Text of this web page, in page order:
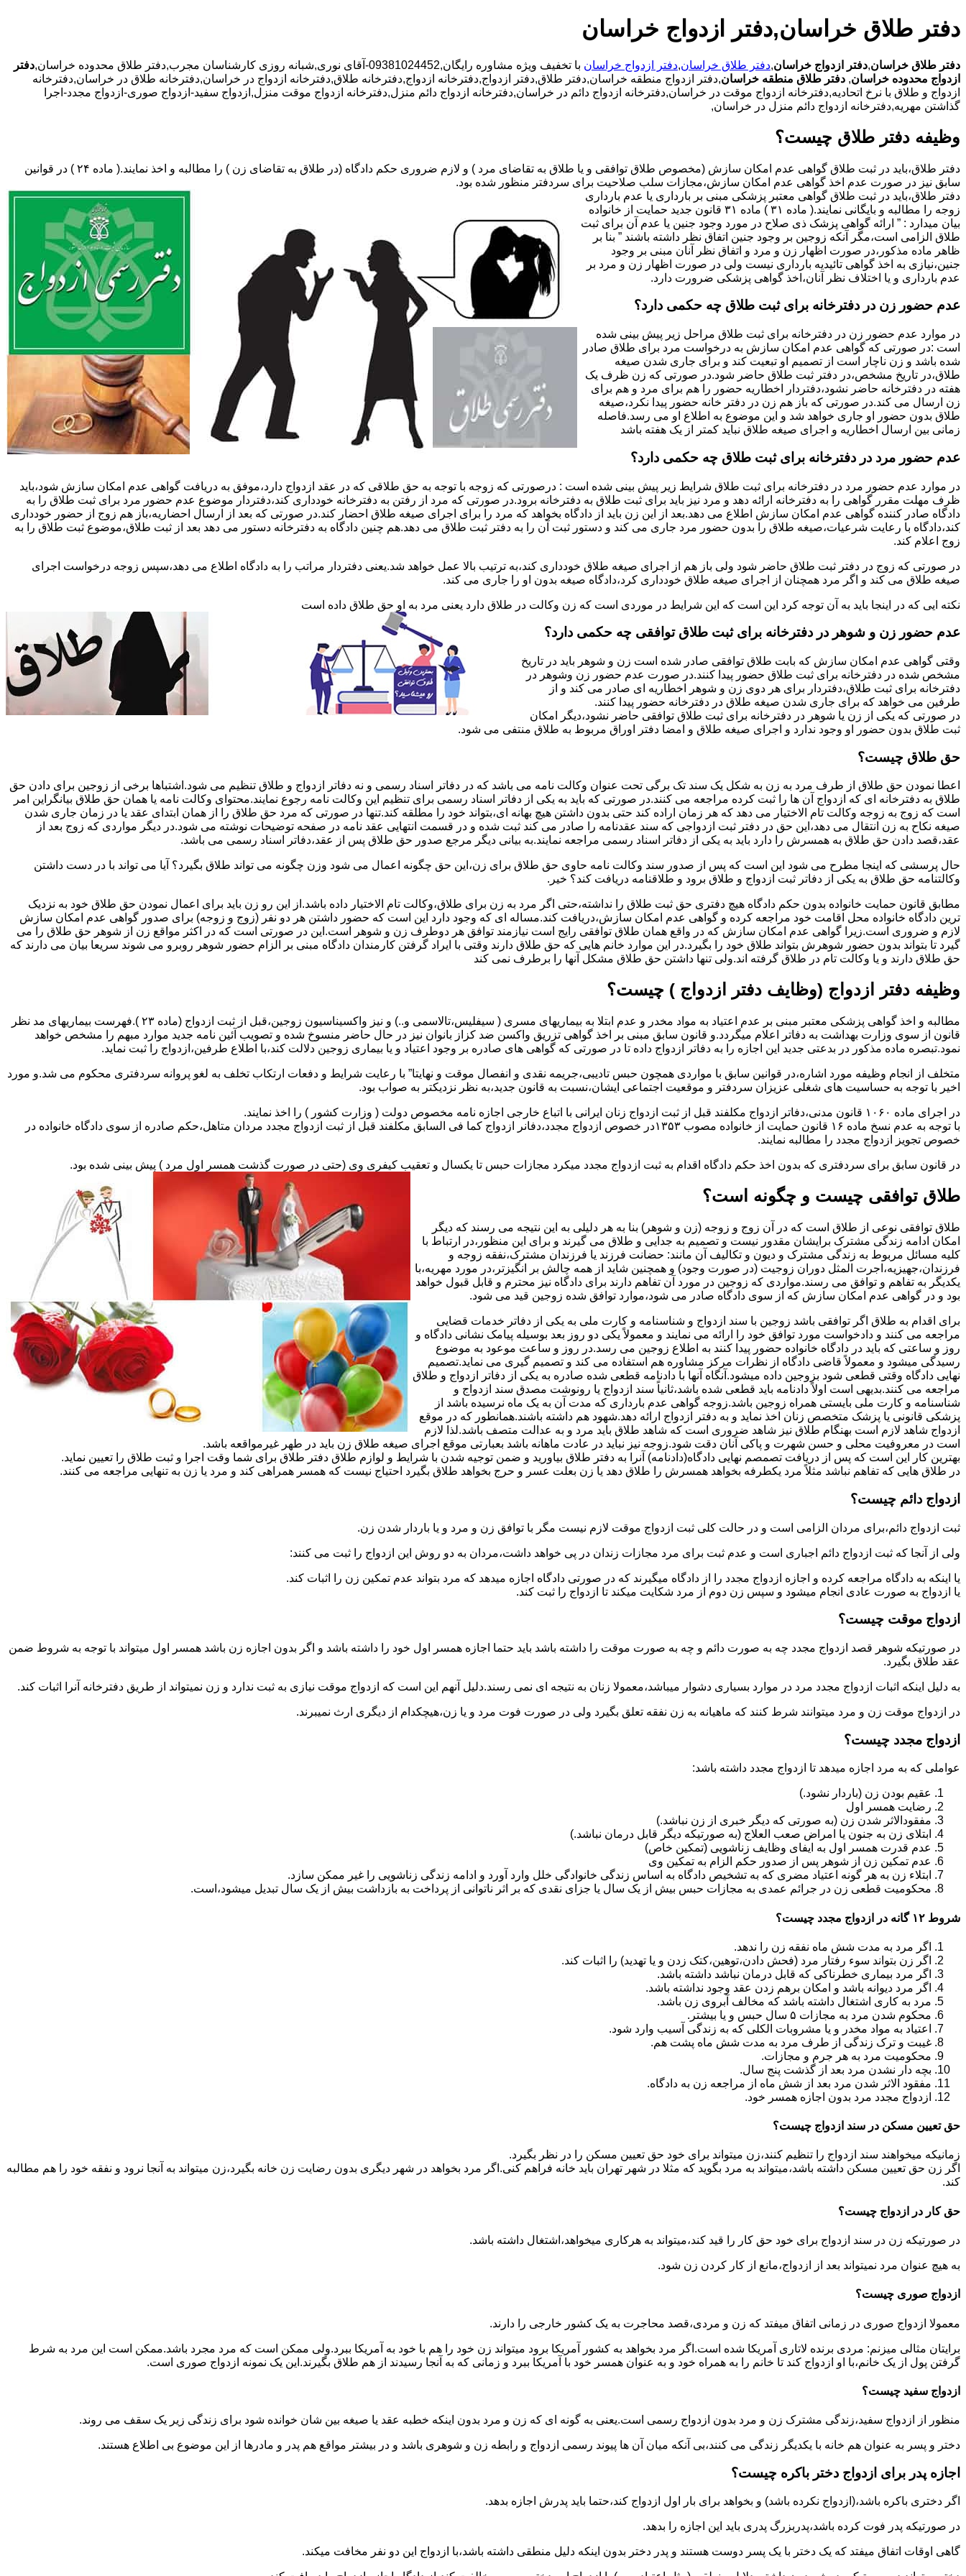
دفتر طلاق خراسان,دفتر ازدواج خراسان
دفتر طلاق خراسان,دفتر ازدواج خراسان,دفتر طلاق خراسان,دفتر ازدواج خراسان با تخفیف ویژه مشاوره رایگان,09381024452-آقای نوری,شبانه روزی کارشناسان مجرب,دفتر طلاق محدوده خراسان,
دفتر
ازدواج محدوده خراسان, دفتر طلاق منطقه خراسان,دفتر ازدواج منطقه خراسان,دفتر طلاق,دفتر ازدواج,دفترخانه ازدواج,دفترخانه طلاق,دفترخانه ازدواج در خراسان,دفترخانه طلاق در خراسان,دفترخانه
ازدواج و طلاق با نرخ اتحادیه,دفترخانه ازدواج موقت در خراسان,دفترخانه ازدواج دائم در خراسان,دفترخانه ازدواج دائم منزل,دفترخانه ازدواج موقت منزل,ازدواج سفید-ازدواج صوری-ازدواج مجدد-اجرا
گذاشتن مهریه,دفترخانه ازدواج دائم منزل در خراسان,
وظیفه دفتر طلاق چیست؟
دفتر طلاق،باید در ثبت طلاق گواهی عدم امکان سازش (مخصوص طلاق توافقی و یا طلاق به تقاضای مرد ) و لازم ضروری حکم دادگاه (در طلاق به تقاضای زن ) را مطالبه و اخذ نمایند.( ماده ۲۴ ) در قوانین
سابق نیز در صورت عدم اخذ گواهی عدم امکان سازش،مجازات سلب صلاحیت برای سردفتر منظور شده بود.
دفتر طلاق،باید در ثبت طلاق گواهی معتبر پزشکی مبنی بر بارداری یا عدم بارداری
زوجه را مطالبه و بایگانی نمایند.( ماده ۳۱ ) ماده ۳۱ قانون جدید حمایت از خانواده
بیان میدارد : ” ارائه گواهی پزشک ذی صلاح در مورد وجود جنین یا عدم آن برای ثبت
طلاق الزامی است،مگر آنکه زوجین بر وجود جنین اتفاق نظر داشته باشند ” بنا بر
ظاهر ماده مذکور،در صورت اظهار زن و مرد و اتفاق نظر آنان مبنی بر وجود
جنین،نیازی به اخذ گواهی تائیدیه بارداری نیست ولی در صورت اظهار زن و مرد بر
عدم بارداری و یا اختلاف نظر آنان،اخذ گواهی پزشکی ضرورت دارد.
عدم حضور زن در دفترخانه برای ثبت طلاق چه حکمی دارد؟
در موارد عدم حضور زن در دفترخانه برای ثبت طلاق مراحل زیر پیش بینی شده
است :در صورتی که گواهی عدم امکان سازش به درخواست مرد برای طلاق صادر
شده باشد و زن ناچار است از تصمیم او تبعیت کند و برای جاری شدن صیغه
طلاق،در تاریخ مشخص،در دفتر ثبت طلاق حاضر شود.در صورتی که زن ظرف یک
هفته در دفترخانه حاضر نشود،دفتردار اخطاریه حضور را هم برای مرد و هم برای
زن ارسال می کند.در صورتی که باز هم زن در دفتر خانه حضور پیدا نکرد،صیغه
طلاق بدون حضور او جاری خواهد شد و این موضوع به اطلاع او می رسد.فاصله
زمانی بین ارسال اخطاریه و اجرای صیغه طلاق نباید کمتر از یک هفته باشد
عدم حضور مرد در دفترخانه برای ثبت طلاق چه حکمی دارد؟
در موارد عدم حضور مرد در دفترخانه برای ثبت طلاق شرایط زیر پیش بینی شده است : درصورتی که زوجه با توجه به حق طلاقی که در عقد ازدواج دارد،موفق به دریافت گواهی عدم امکان سازش شود،باید
ظرف مهلت مقرر گواهی را به دفترخانه ارائه دهد و مرد نیز باید برای ثبت طلاق به دفترخانه برود.در صورتی که مرد از رفتن به دفترخانه خودداری کند،دفتردار موضوع عدم حضور مرد برای ثبت طلاق را به
دادگاه صادر کننده گواهی عدم امکان سازش اطلاع می دهد.بعد از این زن باید از دادگاه بخواهد که مرد را برای اجرای صیغه طلاق احضار کند.در صورتی که بعد از ارسال احضاریه،باز هم زوج از حضور خودداری
کند،دادگاه با رعایت شرعیات،صیغه طلاق را بدون حضور مرد جاری می کند و دستور ثبت آن را به دفتر ثبت طلاق می دهد.هم چنین دادگاه به دفترخانه دستور می دهد بعد از ثبت طلاق،موضوع ثبت طلاق را به
زوج اعلام کند.
در صورتی که زوج در دفتر ثبت طلاق حاضر شود ولی باز هم از اجرای صیغه طلاق خودداری کند،به ترتیب بالا عمل خواهد شد.یعنی دفتردار مراتب را به دادگاه اطلاع می دهد،سپس زوجه درخواست اجرای
صیغه طلاق می کند و اگر مرد همچنان از اجرای صیغه طلاق خودداری کرد،دادگاه صیغه بدون او را جاری می کند.
نکته ایی که در اینجا باید به آن توجه کرد این است که این شرایط در موردی است که زن وکالت در طلاق دارد یعنی مرد به او حق طلاق داده است
عدم حضور زن و شوهر در دفترخانه برای ثبت طلاق توافقی چه حکمی دارد؟
وقتی گواهی عدم امکان سازش که بابت طلاق توافقی صادر شده است زن و شوهر باید در تاریخ
مشخص شده در دفترخانه برای ثبت طلاق حضور پیدا کنند.در صورت عدم حضور زن وشوهر در
دفترخانه برای ثبت طلاق،دفتردار برای هر دوی زن و شوهر اخطاریه ای صادر می کند و از
طرفین می خواهد که برای جاری شدن صیغه طلاق در دفترخانه حضور پیدا کنند.
در صورتی که یکی از زن یا شوهر در دفترخانه برای ثبت طلاق توافقی حاضر نشود،دیگر امکان
ثبت طلاق بدون حضور او وجود ندارد و اجرای صیغه طلاق و امضا دفتر اوراق مربوط به طلاق منتفی می شود.
حق طلاق چیست؟
اعطا نمودن حق طلاق از طرف مرد به زن به شکل یک سند تک برگی تحت عنوان وکالت نامه می باشد که در دفاتر اسناد رسمی و نه دفاتر ازدواج و طلاق تنظیم می شود.اشتباها برخی از زوجین برای دادن حق
طلاق به دفترخانه ای که ازدواج آن ها را ثبت کرده مراجعه می کنند.در صورتی که باید به یکی از دفاتر اسناد رسمی برای تنظیم این وکالت نامه رجوع نمایند.محتوای وکالت نامه یا همان حق طلاق بیانگراین امر
است که زوج به زوجه وکالت تام الاختیار می دهد که هر زمان اراده کند حتی بدون داشتن هیچ بهانه ای،بتواند خود را مطلقه کند.تنها در صورتی که مرد حق طلاق را از همان ابتدای عقد یا در زمان جاری شدن
صیغه نکاح به زن انتقال می دهد،این حق در دفتر ثبت ازدواجی که سند عقدنامه را صادر می کند ثبت شده و در قسمت انتهایی عقد نامه در صفحه توضیحات نوشته می شود.در دیگر مواردی که زوج بعد از
عقد،قصد دادن حق طلاق به همسرش را دارد باید به یکی از دفاتر اسناد رسمی مراجعه نمایند.به بیانی دیگر مرجع صدور حق طلاق پس از عقد،دفاتر اسناد رسمی می باشد.
حال پرسشی که اینجا مطرح می شود این است که پس از صدور سند وکالت نامه حاوی حق طلاق برای زن،این حق چگونه اعمال می شود وزن چگونه می تواند طلاق بگیرد؟ آیا می تواند با در دست داشتن
وکالتنامه حق طلاق به یکی از دفاتر ثبت ازدواج و طلاق برود و طلاقنامه دریافت کند؟ خیر.
مطابق قانون حمایت خانواده بدون حکم دادگاه هیچ دفتری حق ثبت طلاق را نداشته،حتی اگر مرد به زن برای طلاق،وکالت تام الاختیار داده باشد.از این رو زن باید برای اعمال نمودن حق طلاق خود به نزدیک
ترین دادگاه خانواده محل اقامت خود مراجعه کرده و گواهی عدم امکان سازش،دریافت کند.مساله ای که وجود دارد این است که حضور داشتن هر دو نفر (زوج و زوجه) برای صدور گواهی عدم امکان سازش
لازم و ضروری است.زیرا گواهی عدم امکان سازش که در واقع همان طلاق توافقی رایج است نیازمند توافق هر دوطرف زن و شوهر است.این در صورتی است که در اکثر مواقع زن از شوهر حق طلاق را می
گیرد تا بتواند بدون حضور شوهرش بتواند طلاق خود را بگیرد.در این موارد خانم هایی که حق طلاق دارند وقتی با ایراد گرفتن کارمندان دادگاه مبنی بر الزام حضور شوهر روبرو می شوند سریعا بیان می دارند که
حق طلاق دارند و یا وکالت تام در طلاق گرفته اند.ولی تنها داشتن حق طلاق مشکل آنها را برطرف نمی کند
وظیفه دفتر ازدواج (وظایف دفتر ازدواج ) چیست؟
مطالبه و اخذ گواهی پزشکی معتبر مبنی بر عدم اعتیاد به مواد مخدر و عدم ابتلا به بیماریهای مسری ( سیفلیس،تالاسمی و..) و نیز واکسیناسیون زوجین،قبل از ثبت ازدواج (ماده ۲۳ ).فهرست بیماریهای مد نظر
قانون از سوی وزارت بهداشت به دفاتر اعلام میگردد.و قانون سابق مبنی بر اخذ گواهی تزریق واکسن ضد کزاز بانوان نیز در حال حاضر منسوخ شده و تصویب آئین نامه جدید موارد مبهم را مشخص خواهد
نمود.تبصره ماده مذکور در بدعتی جدید این اجازه را به دفاتر ازدواج داده تا در صورتی که گواهی های صادره بر وجود اعتیاد و یا بیماری زوجین دلالت کند،با اطلاع طرفین،ازدواج را ثبت نماید.
متخلف از انجام وظیفه مورد اشاره،در قوانین سابق با مواردی همچون حبس تادیبی،جریمه نقدی و انفصال موقت و نهایتا” با رعایت شرایط و دفعات ارتکاب تخلف به لغو پروانه سردفتری محکوم می شد.و مورد
اخیر با توجه به حساسیت های شغلی عزیزان سردفتر و موقعیت اجتماعی ایشان،نسبت به قانون جدید،به نظر نزدیکتر به صواب بود.
در اجرای ماده ۱۰۶۰ قانون مدنی،دفاتر ازدواج مکلفند قبل از ثبت ازدواج زنان ایرانی با اتباع خارجی اجازه نامه مخصوص دولت ( وزارت کشور ) را اخذ نمایند.
با توجه به عدم نسخ ماده ۱۶ قانون حمایت از خانواده مصوب ۱۳۵۳در خصوص ازدواج مجدد،دفانر ازدواج کما فی السابق مکلفند قبل از ثبت ازدواج مجدد مردان متاهل،حکم صادره از سوی دادگاه خانواده در
خصوص تجویز ازدواج مجدد را مطالبه نمایند.
در قانون سابق برای سردفتری که بدون اخذ حکم دادگاه اقدام به ثبت ازدواج مجدد میکرد مجازات حبس تا یکسال و تعقیب کیفری وی (حتی در صورت گذشت همسر اول مرد ) پیش بینی شده بود.
طلاق توافقی چیست و چگونه است؟
طلاق توافقی نوعی از طلاق است که در آن زوج و زوجه (زن و شوهر) بنا به هر دلیلی به این نتیجه می رسند که دیگر
امکان ادامه زندگی مشترک برایشان مقدور نیست و تصمیم به جدایی و طلاق می گیرند و برای این منظور،در ارتباط با
کلیه مسائل مربوط به زندگی مشترک و دیون و تکالیف آن مانند: حضانت فرزند یا فرزندان مشترک،نفقه زوجه و
فرزندان،جهیزیه،اجرت المثل دوران زوجیت (در صورت وجود) و همچنین شاید از همه چالش بر انگیزتر،در مورد مهریه،با
یکدیگر به تفاهم و توافق می رسند.مواردی که زوجین در مورد آن تفاهم دارند برای دادگاه نیز محترم و قابل قبول خواهد
بود و در گواهی عدم امکان سازش که از سوی دادگاه صادر می شود،موارد توافق شده زوجین قید می شود.
برای اقدام به طلاق اگر توافقی باشد زوجین با سند ازدواج و شناسنامه و کارت ملی به یکی از دفاتر خدمات قضایی
مراجعه می کنند و دادخواست مورد توافق خود را ارائه می نمایند و معمولاً یکی دو روز بعد بوسیله پیامک نشانی دادگاه و
روز و ساعتی که باید در دادگاه خانواده حضور پیدا کنند به اطلاع زوجین می رسد.در روز و ساعت موعود به موضوع
رسیدگی میشود و معمولاً قاضی دادگاه از نظرات مرکز مشاوره هم استفاده می کند و تصمیم گیری می نماید.تصمیم
نهایی دادگاه وقتی قطعی شود بزوجین داده میشود.آنگاه آنها با دادنامه قطعی شده صادره به یکی از دفاتر ازدواج و طلاق
مراجعه می کنند.بدیهی است اولاً دادنامه باید قطعی شده باشد،ثانیاً سند ازدواج یا رونوشت مصدق سند ازدواج و
شناسنامه و کارت ملی بایستی همراه زوجین باشد.زوجه گواهی عدم بارداری که مدت آن به یک ماه نرسیده باشد از
پزشکی قانونی یا پزشک متخصص زنان اخذ نماید و به دفتر ازدواج ارائه دهد.شهود هم داشته باشند.همانطور که در موقع
ازدواج شاهد لازم است بهنگام طلاق نیز شاهد ضروری است که شاهد طلاق باید مرد و به عدالت متصف باشد.لذا لازم
است در معروفیت محلی و حسن شهرت و پاکی آنان دقت شود.زوجه نیز نباید در عادت ماهانه باشد بعبارتی موقع اجرای صیغه طلاق زن باید در طهر غیرمواقعه باشد.
بهترین کار این است که پس از دریافت تصمصم نهایی دادگاه(دادنامه) آنرا به دفتر طلاق بیاورید و ضمن توجیه شدن با شرایط و لوازم طلاق دفتر طلاق برای شما وقت اجرا و ثبت طلاق را تعیین نماید.
در طلاق هایی که تفاهم نباشد مثلاً مرد یکطرفه بخواهد همسرش را طلاق دهد یا زن بعلت عسر و حرج بخواهد طلاق بگیرد احتیاج نیست که همسر همراهی کند و مرد یا زن به تنهایی مراجعه می کنند.
ازدواج دائم چیست؟
ثبت ازدواج دائم،برای مردان الزامی است و در حالت کلی ثبت ازدواج موقت لازم نیست مگر با توافق زن و مرد و یا باردار شدن زن.
ولی از آنجا که ثبت ازدواج دائم اجباری است و عدم ثبت برای مرد مجازات زندان در پی خواهد داشت،مردان به دو روش این ازدواج را ثبت می کنند:
یا اینکه به دادگاه مراجعه کرده و اجازه ازدواج مجدد را از دادگاه میگیرند که در صورتی دادگاه اجازه میدهد که مرد بتواند عدم تمکین زن را اثبات کند.
یا ازدواج به صورت عادی انجام میشود و سپس زن دوم از مرد شکایت میکند تا ازدواج را ثبت کند.
ازدواج موقت چیست؟
در صورتیکه شوهر قصد ازدواج مجدد چه به صورت دائم و چه به صورت موقت را داشته باشد باید حتما اجازه همسر اول خود را داشته باشد و اگر بدون اجازه زن باشد همسر اول میتواند با توجه به شروط ضمن
عقد طلاق بگیرد.
به دلیل اینکه اثبات ازدواج مجدد مرد در موارد بسیاری دشوار میباشد،معمولا زنان به نتیجه ای نمی رسند.دلیل آنهم این است که ازدواج موقت نیازی به ثبت ندارد و زن نمیتواند از طریق دفترخانه آنرا اثبات کند.
در ازدواج موقت زن و مرد میتوانند شرط کنند که ماهیانه به زن نفقه تعلق بگیرد ولی در صورت فوت مرد و یا زن،هیچکدام از دیگری ارث نمیبرند.
ازدواج مجدد چیست؟
عواملی که به مرد اجازه میدهد تا ازدواج مجدد داشته باشد:
عقیم بودن زن (باردار نشود.)
رضایت همسر اول
مفقودالاثر شدن زن (به صورتی که دیگر خبری از زن نباشد.)
ابتلای زن به جنون یا امراض صعب العلاج (به صورتیکه دیگر قابل درمان نباشد.)
عدم قدرت همسر اول به ایفای وظایف زناشویی (تمکین خاص)
عدم تمکین زن از شوهر پس از صدور حکم الزام به تمکین وی
ابتلاء زن به هر گونه اعتیاد مضری که به تشخیص دادگاه به اساس زندگی خانوادگی خلل وارد آورد و ادامه زندگی زناشویی را غیر ممکن سازد.
محکومیت قطعی زن در جرائم عمدی به مجازات حبس بیش از یک سال یا جزای نقدی که بر اثر ناتوانی از پرداخت به بازداشت بیش از یک سال تبدیل می‎شود،است.
شروط ۱۲ گانه در ازدواج مجدد چیست؟
اگر مرد به مدت شش ماه نفقه زن را ندهد.
اگر زن بتواند سوء رفتار مرد (فحش دادن،توهین،کتک زدن و یا تهدید) را اثبات کند.
اگر مرد بیماری خطرناکی که قابل درمان نباشد داشته باشد.
اگر مرد دیوانه باشد و امکان برهم زدن عقد وجود نداشته باشد.
مرد به کاری اشتغال داشته باشد که مخالف آبروی زن باشد.
محکوم شدن مرد به مجازات ۵ سال حبس و یا بیشتر.
اعتیاد به مواد مخدر و یا مشروبات الکلی که به زندگی آسیب وارد شود.
غیبت و ترک زندگی از طرف مرد به مدت شش ماه پشت هم.
محکومیت مرد به هر جرم و مجازات.
بچه دار نشدن مرد بعد از گذشت پنج سال.
مفقود الاثر شدن مرد بعد از شش ماه از مراجعه زن به دادگاه.
ازدواج مجدد مرد بدون اجازه همسر خود.
حق تعیین مسکن در سند ازدواج چیست؟
زمانیکه میخواهند سند ازدواج را تنظیم کنند،زن میتواند برای خود حق تعیین مسکن را در نظر بگیرد.
اگر زن حق تعیین مسکن داشته باشد،میتواند به مرد بگوید که مثلا در شهر تهران باید خانه فراهم کنی.اگر مرد بخواهد در شهر دیگری بدون رضایت زن خانه بگیرد،زن میتواند به آنجا نرود و نفقه خود را هم مطالبه
کند.
حق کار در ازدواج چیست؟
در صورتیکه زن در سند ازدواج برای خود حق کار را قید کند،میتواند به هرکاری میخواهد،اشتغال داشته باشد.
به هیچ عنوان مرد نمیتواند بعد از ازدواج،مانع از کار کردن زن شود.
ازدواج صوری چیست؟
معمولا ازدواج صوری در زمانی اتفاق میفتد که زن و مردی،قصد محاجرت به یک کشور خارجی را دارند.
برایتان مثالی میزنم: مردی برنده لاتاری آمریکا شده است.اگر مرد بخواهد به کشور آمریکا برود میتواند زن خود را هم با خود به آمریکا ببرد.ولی ممکن است که مرد مجرد باشد.ممکن است این مرد به شرط
گرفتن پول از یک خانم،با او ازدواج کند تا خانم را به همراه خود و به عنوان همسر خود با آمریکا ببرد و زمانی که به آنجا رسیدند از هم طلاق بگیرند.این یک نمونه ازدواج صوری است.
ازدواج سفید چیست؟
منظور از ازدواج سفید،زندگی مشترک زن و مرد بدون ازدواج رسمی است.یعنی به گونه ای که زن و مرد بدون اینکه خطبه عقد یا صیغه بین شان خوانده شود برای زندگی زیر یک سقف می روند.
دختر و پسر به عنوان هم خانه با یکدیگر زندگی می کنند،بی آنکه میان آن ها پیوند رسمی ازدواج و رابطه زن و شوهری باشد و در بیشتر مواقع هم پدر و مادرها از این موضوع بی اطلاع هستند.
اجازه پدر برای ازدواج دختر باکره چیست؟
اگر دختری باکره باشد،(ازدواج نکرده باشد) و بخواهد برای بار اول ازدواج کند،حتما باید پدرش اجازه بدهد.
در صورتیکه پدر فوت کرده باشد،پدربزرگ پدری باید این اجازه را بدهد.
گاهی اوقات اتفاق میفتد که یک دختر با یک پسر دوست هستند و پدر دختر بدون اینکه دلیل منطقی داشته باشد،با ازدواج این دو نفر مخافت میکند.